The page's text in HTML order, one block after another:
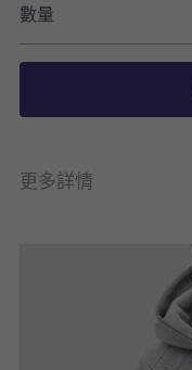
數量
更多詳情